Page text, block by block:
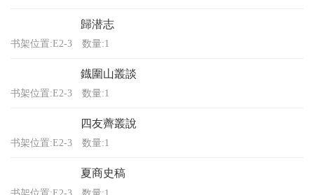
歸潜志
书架位置:E2-3 数量:1
鐡圍山叢談
书架位置:E2-3 数量:1
四友薺叢說
书架位置:E2-3 数量:1
夏商史稿